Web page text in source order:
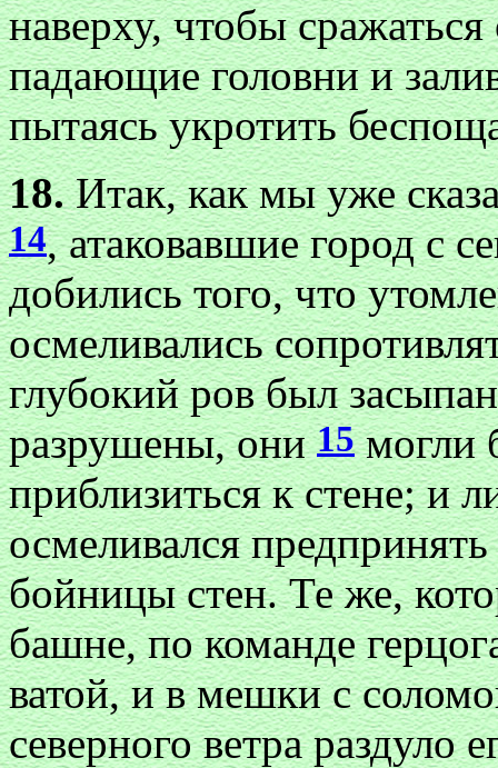
наверху, чтобы
падающие головни и
пытаясь укротить
18.Итак, как мы уже
14, атаковавшие город с
добились того, что
осмеливались
глубокий ров был
разрушены, они15могли
приблизиться к стене; и
осмеливался
бойницы стен. Те же,
башне, по команде
ватой, и в мешки с
северного ветра раздуло